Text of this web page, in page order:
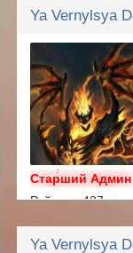
Старший Админ
Рейтинг: 427
Спасибок: 70